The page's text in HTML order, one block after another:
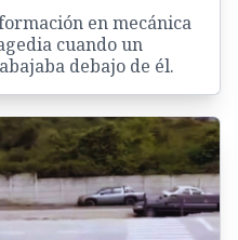
en mecánica
cuando un
debajo de él.